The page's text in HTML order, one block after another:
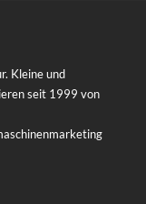
Kleine und
seit 1999 von